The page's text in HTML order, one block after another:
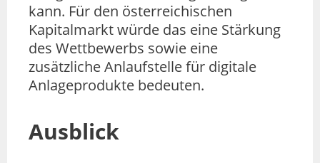
kann. Für den österreichischen
Kapitalmarkt würde das eine Stärkung
des Wettbewerbs sowie eine
zusätzliche Anlaufstelle für digitale
Anlageprodukte bedeuten.
Ausblick